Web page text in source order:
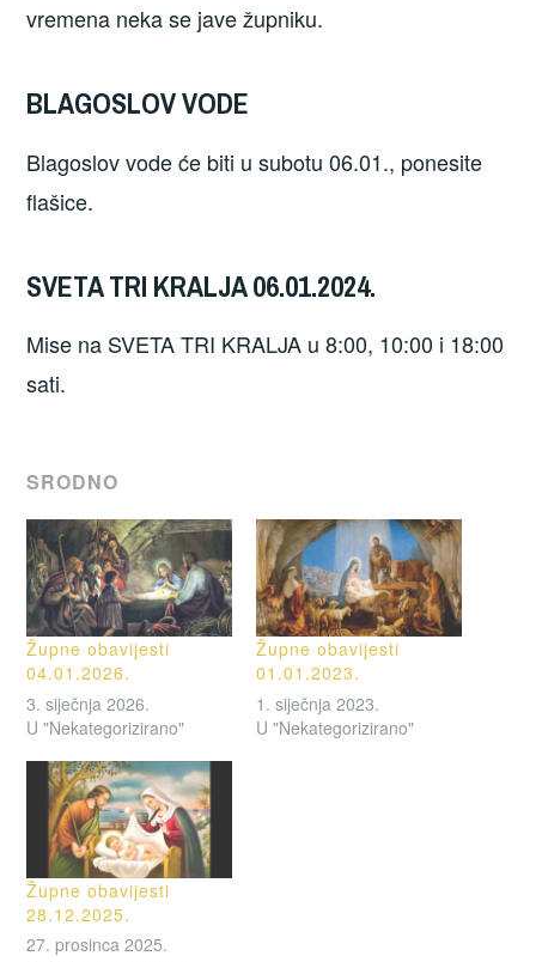
vremena neka se jave župniku.
BLAGOSLOV VODE
Blagoslov vode će biti u subotu 06.01., ponesite
flašice.
SVETA TRI KRALJA 06.01.2024.
Mise na SVETA TRI KRALJA u 8:00, 10:00 i 18:00
sati.
SRODNO
Župne obavijesti
04.01.2026.
3. siječnja 2026.
U "Nekategorizirano"
Župne obavijesti
01.01.2023.
1. siječnja 2023.
U "Nekategorizirano"
Župne obavijesti
28.12.2025.
27. prosinca 2025.